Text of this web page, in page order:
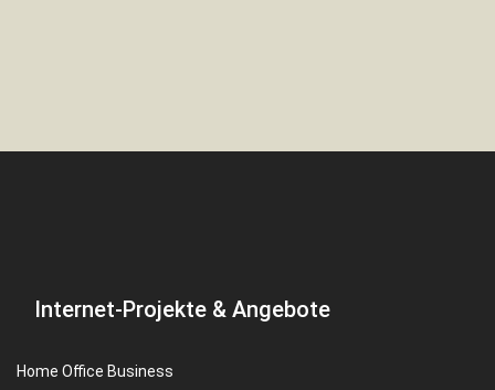
Internet-Projekte & Angebote
Home Office Business